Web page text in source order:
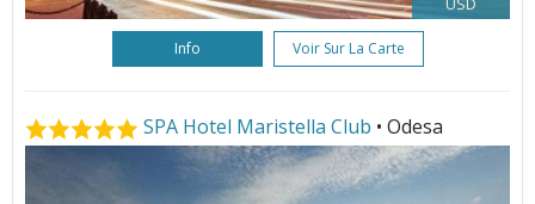
Info Voir Sur La Carte
SPA Hotel Maristella Club • Odesa